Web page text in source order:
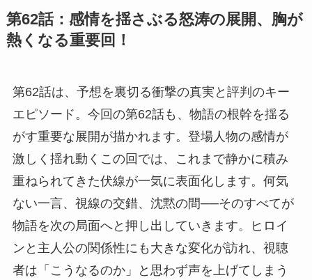
第62話：感情を揺さぶる怒涛の展開、胸が
熱くなる重要回！
第62話は、予想を裏切る衝撃の真実と評判のキー
エピソード。今回の第62話も、物語の根幹を揺る
がす重要な展開が描かれます。登場人物の感情が
激しく揺れ動くこの回では、これまで静かに積み
重ねられてきた伏線が一気に表面化します。何気
ない一言、視線の交錯、沈黙の間──そのすべてが
物語を次の局面へと押し出していきます。ヒロイ
ンと主人公の関係性にも大きな変化が訪れ、視聴
者は「こうなるのか」と思わず声を上げてしまう